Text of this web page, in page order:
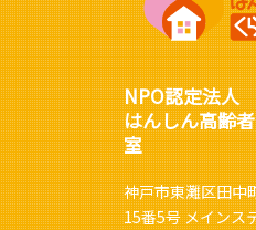
NPO認定法人
はんしん高齢
室
神戸市東灘区田中
15番5号 メインス